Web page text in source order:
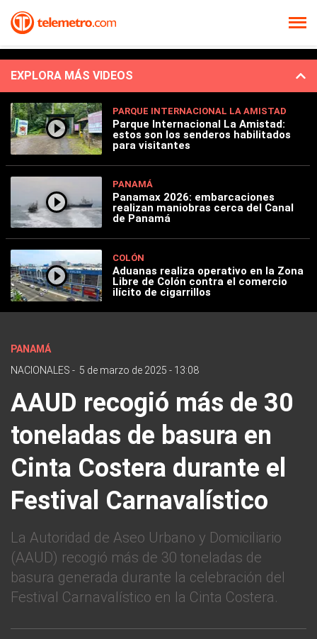
EXPLORA MÁS VIDEOS
PARQUE INTERNACIONAL LA AMISTAD
Parque Internacional La Amistad:
estos son los senderos habilitados
para visitantes
PANAMÁ
Panamax 2026: embarcaciones
realizan maniobras cerca del Canal
de Panamá
COLÓN
Aduanas realiza operativo en la Zona
Libre de Colón contra el comercio
ilícito de cigarrillos
PANAMÁ
NACIONALES - 5 de marzo de 2025 - 13:08
AAUD recogió más de 30
toneladas de basura en
Cinta Costera durante el
Festival Carnavalístico
La Autoridad de Aseo Urbano y Domiciliario
(AAUD) recogió más de 30 toneladas de
basura generada durante la celebración del
Festival Carnavalístico en la Cinta Costera.